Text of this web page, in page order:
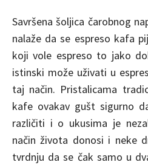
Savršena šoljica čarobnog
nalaže da se espreso kafa
koji vole espreso to jako
istinski može uživati u
taj način. Pristalicama
kafe ovakav gušt sigurno
različiti i o ukusima je
način života donosi i neke
tvrdnju da se čak samo u